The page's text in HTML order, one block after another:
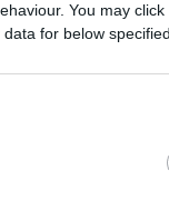
You may
for below
hiše.
gasilskega